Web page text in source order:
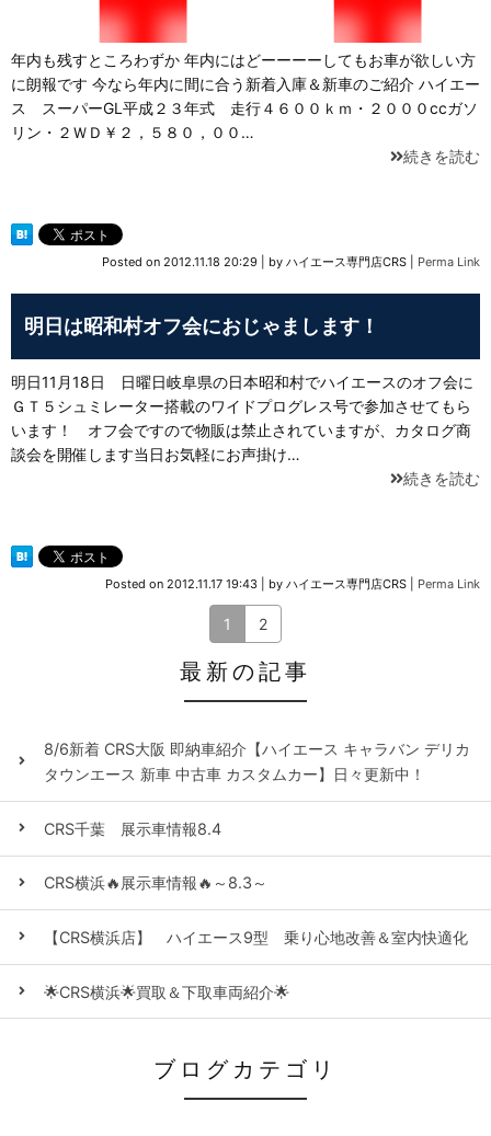
年内も残すところわずか 年内にはどーーーーしてもお車が欲しい方
に朗報です 今なら年内に間に合う新着入庫＆新車のご紹介 ハイエー
ス スーパーGL平成２３年式 走行４６００ｋｍ・２０００ccガソ
リン・２ＷＤ￥２，５８０，００…
続きを読む
Posted on 2012.11.18 20:29 by ハイエース専門店CRS Perma Link
明日は昭和村オフ会におじゃまします！
明日11月18日 日曜日岐阜県の日本昭和村でハイエースのオフ会に
ＧＴ５シュミレーター搭載のワイドプログレス号で参加させてもら
います！ オフ会ですので物販は禁止されていますが、カタログ商
談会を開催します当日お気軽にお声掛け…
続きを読む
Posted on 2012.11.17 19:43 by ハイエース専門店CRS Perma Link
1 2
最新の記事
8/6新着 CRS大阪 即納車紹介【ハイエース キャラバン デリカ
タウンエース 新車 中古車 カスタムカー】日々更新中！
CRS千葉 展示車情報8.4
CRS横浜🔥展示車情報🔥～8.3～
【CRS横浜店】 ハイエース9型 乗り心地改善＆室内快適化
🌟CRS横浜🌟買取＆下取車両紹介🌟
ブログカテゴリ